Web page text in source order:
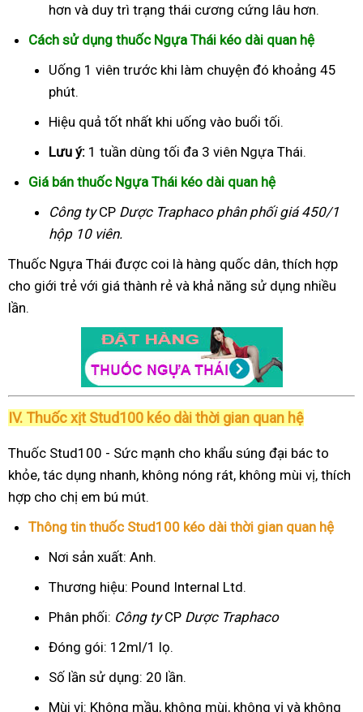
hơn và duy trì trạng thái cương cứng lâu hơn.
Cách sử dụng thuốc Ngựa Thái kéo dài quan hệ
Uống 1 viên trước khi làm chuyện đó khoảng 45
phút.
Hiệu quả tốt nhất khi uống vào buổi tối.
Lưu ý: 1 tuần dùng tối đa 3 viên Ngựa Thái.
Giá bán thuốc Ngựa Thái kéo dài quan hệ
Công tyCP Dược Traphacophân phối giá 450/1
hộp 10 viên.
Thuốc Ngựa Thái được coi là hàng quốc dân, thích hợp
cho giới trẻ với giá thành rẻ và khả năng sử dụng nhiều
lần.
IV. Thuốc xịt Stud100 kéo dài thời gian quan hệ
Thuốc Stud100 - Sức mạnh cho khẩu súng đại bác to
khỏe, tác dụng nhanh, không nóng rát, không mùi vị, thích
hợp cho chị em bú mút.
Thông tin thuốc Stud100 kéo dài thời gian quan hệ
Nơi sản xuất: Anh.
Thương hiệu: Pound Internal Ltd.
Phân phối: Công tyCP Dược Traphaco
Đóng gói: 12ml/1 lọ.
Số lần sử dụng: 20 lần.
Mùi vị: Không mầu, không mùi, không vị và không